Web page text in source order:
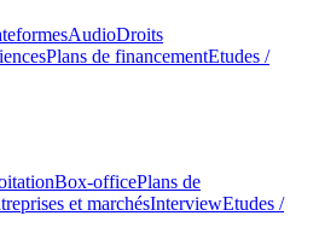
AudioDroits
Plans de financementEtudes /
Box-officePlans de
et marchésInterviewEtudes /